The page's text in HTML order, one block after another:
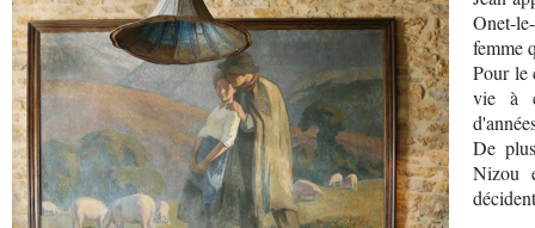
Onet-
femme
Pour le
vie à
De
Nizou